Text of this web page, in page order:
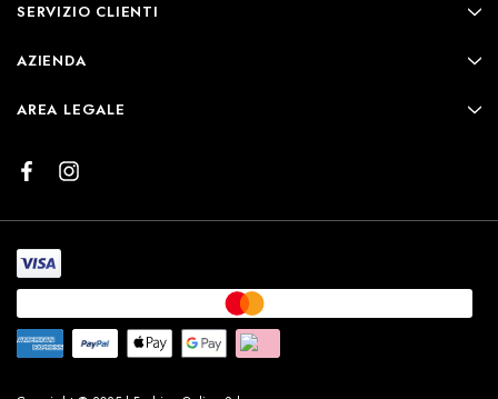
SERVIZIO CLIENTI
AZIENDA
AREA LEGALE